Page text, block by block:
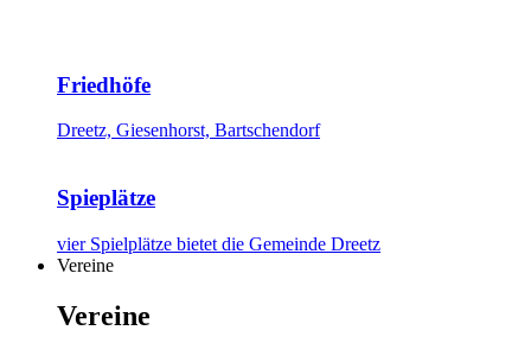
Friedhöfe
Dreetz, Giesenhorst, Bartschendorf
Spieplätze
vier Spielplätze bietet die Gemeinde Dreetz
Vereine
Vereine